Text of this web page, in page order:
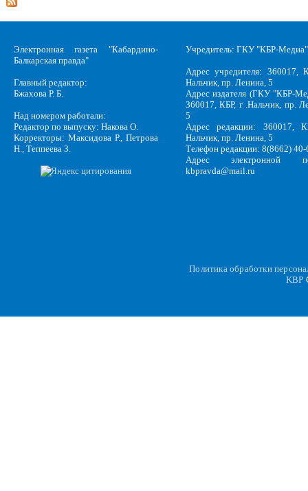
Электронная газета "Кабардино-
Балкарская правда"
Главный редактор:
Бжахова Р. Б.
Над номером работали:
Редактор по выпуску: Накова О.
Корректоры: Максидова Р., Петрова
Н., Теппеева З.
Учредитель: ГКУ "КБР-Медиа"
Адрес учредителя: 360017,
Нальчик, пр. Ленина, 5
Адрес издателя (ГКУ "КБР-
360017, КБР, г .Нальчик, пр.
5
Адрес редакции: 360017,
Нальчик, пр. Ленина, 5
Телефон редакции: 8(8662)
Адрес электронной
kbpravda@mail.ru
Политика обработки
KBP